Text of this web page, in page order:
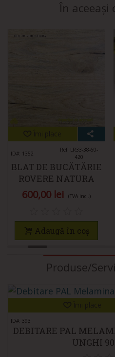
În aceeași
ID#: 1352
Ref: LR33-38-60-
420
BLAT DE BUCĂTĂRIE
ROVERE NATURA
LR33 38X600X4200
RICCI ITALIA
600,00 lei (TVA incl.)
Adaugă în coș
Produse/
ID#: 393
DEBITARE PAL
UNGHI